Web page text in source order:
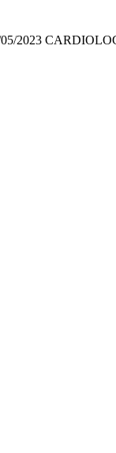
2023